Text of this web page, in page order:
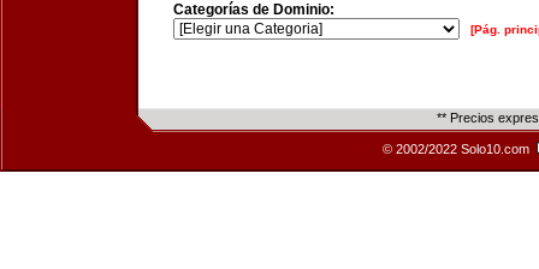
Categorías de Dominio:
[Pág.
** Precios
© 2002/2022 Solo10.com